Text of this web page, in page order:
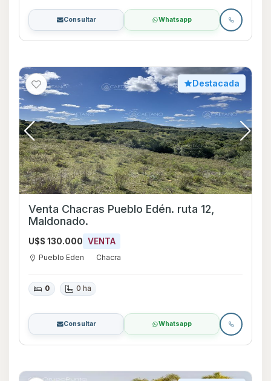
Consultar Whatsapp
Destacada
Venta Chacras Pueblo Edén. ruta 12,
Maldonado.
U$S 130.000 VENTA
Pueblo Eden Chacra
0 0 ha
Consultar Whatsapp